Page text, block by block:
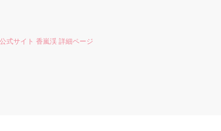
式サイト 香嵐渓 詳細ページ